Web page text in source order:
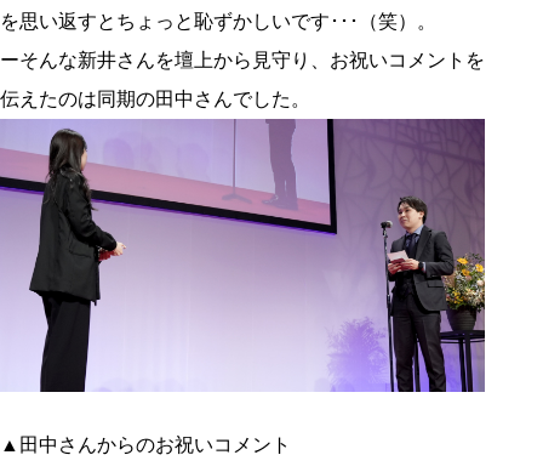
を思い返すとちょっと恥ずかしいです･･･（笑）。
ーそんな新井さんを壇上から見守り、お祝いコメントを
伝えたのは同期の田中さんでした。
▲田中さんからのお祝いコメント